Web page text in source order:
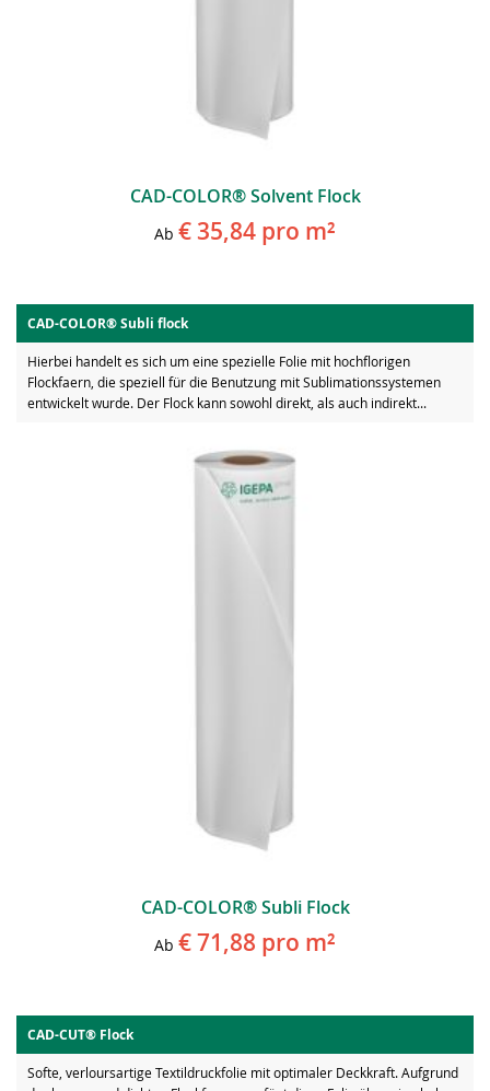
CAD-COLOR® Solvent Flock
Ab € 35,84 pro m²
CAD-COLOR® Subli flock
Hierbei handelt es sich um eine spezielle Folie mit hochflorigen
Flockfaern, die speziell für die Benutzung mit Sublimationssystemen
entwickelt wurde. Der Flock kann sowohl direkt, als auch indirekt...
CAD-COLOR® Subli Flock
Ab € 71,88 pro m²
CAD-CUT® Flock
Softe, verloursartige Textildruckfolie mit optimaler Deckkraft. Aufgrund